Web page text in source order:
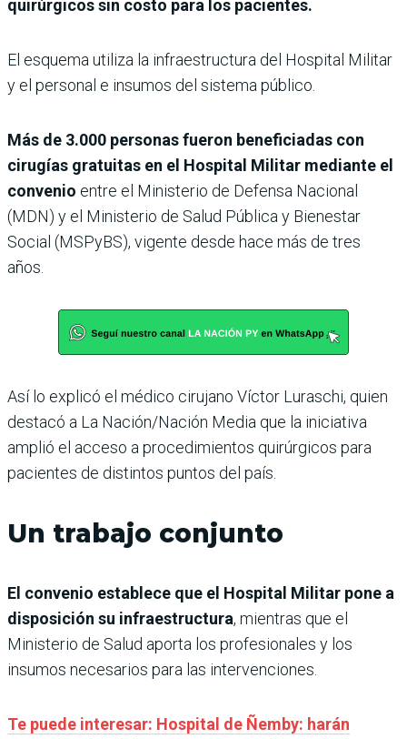
quirúrgicos sin costo para los pacientes.
El esquema utiliza la infraestructura del Hospital Militar
y el personal e insumos del sistema público.
Más de 3.000 personas fueron beneficiadas con
cirugías gratuitas en el Hospital Militar mediante el
convenio entre el Ministerio de Defensa Nacional
(MDN) y el Ministerio de Salud Pública y Bienestar
Social (MSPyBS), vigente desde hace más de tres
años.
Así lo explicó el médico cirujano Víctor Luraschi, quien
destacó a La Nación/Nación Media que la iniciativa
amplió el acceso a procedimientos quirúrgicos para
pacientes de distintos puntos del país.
Un trabajo conjunto
El convenio establece que el Hospital Militar pone a
disposición su infraestructura, mientras que el
Ministerio de Salud aporta los profesionales y los
insumos necesarios para las intervenciones.
Te puede interesar: Hospital de Ñemby: harán